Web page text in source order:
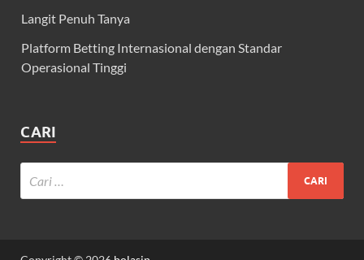
Langit Penuh Tanya
Platform Betting Internasional dengan Standar
Operasional Tinggi
CARI